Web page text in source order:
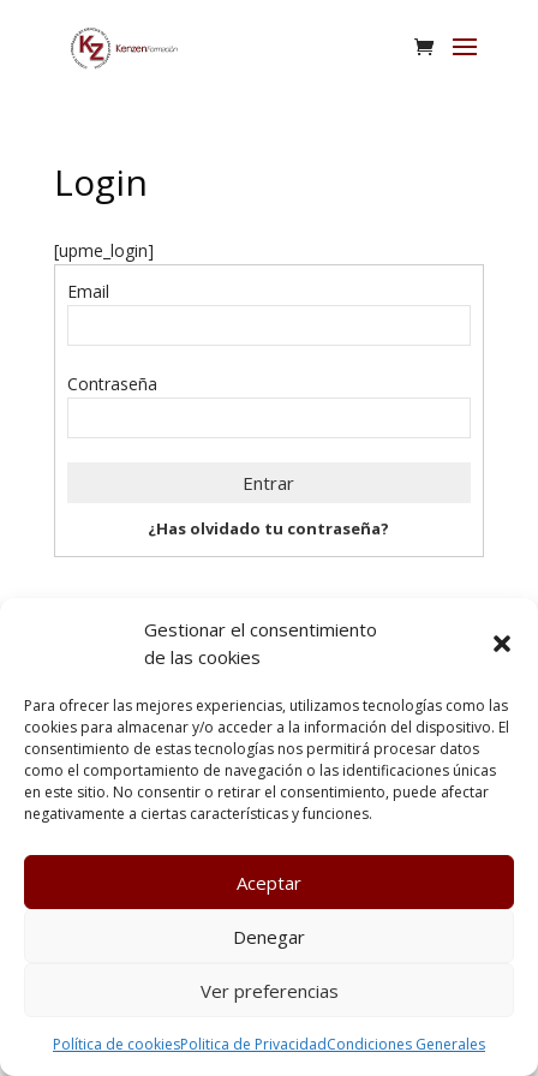
Gestionar el consentimiento
de las cookies
Para ofrecer las mejores experiencias, utilizamos tecnologías como las
cookies para almacenar y/o acceder a la información del dispositivo. El
consentimiento de estas tecnologías nos permitirá procesar datos
como el comportamiento de navegación o las identificaciones únicas
en este sitio. No consentir o retirar el consentimiento, puede afectar
negativamente a ciertas características y funciones.
Aceptar
Denegar
Ver preferencias
Política de cookiesPolitica de PrivacidadCondiciones Generales
Login
[upme_login]
Email
Contraseña
¿Has olvidado tu contraseña?
Poltica de Privacidad
Política de cookies (UE)
Todos los derechos reservados Kenzen Formación